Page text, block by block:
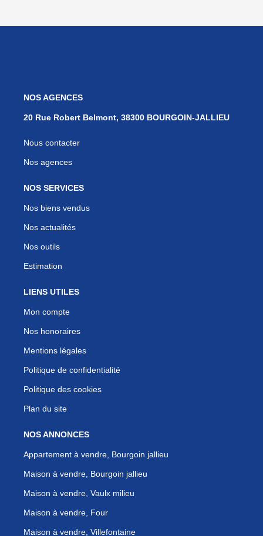
NOS AGENCES
20 Rue Robert Belmont, 38300 BOURGOIN-JALLIEU
Nous contacter
Nos agences
NOS SERVICES
Nos biens vendus
Nos actualités
Nos outils
Estimation
LIENS UTILES
Mon compte
Nos honoraires
Mentions légales
Politique de confidentialité
Politique des cookies
Plan du site
NOS ANNONCES
Appartement à vendre, Bourgoin jallieu
Maison à vendre, Bourgoin jallieu
Maison à vendre, Vaulx milieu
Maison à vendre, Four
Maison à vendre, Villefontaine